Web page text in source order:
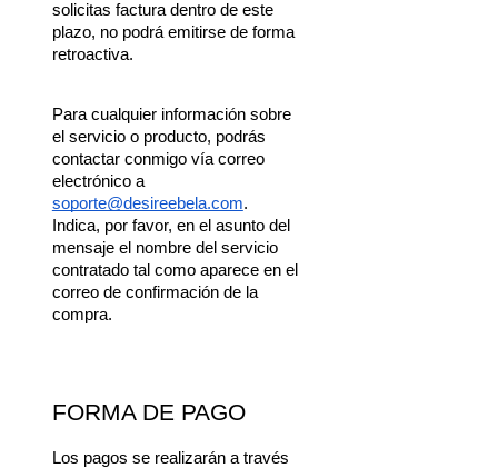
solicitas factura dentro de este
plazo, no podrá emitirse de forma
retroactiva.
Para cualquier información sobre
el servicio o producto, podrás
contactar conmigo vía correo
electrónico a
soporte@desireebela.com.
Indica, por favor, en el asunto del
mensaje el nombre del servicio
contratado tal como aparece en el
correo de confirmación de la
compra.
FORMA DE PAGO
Los pagos se realizarán a través